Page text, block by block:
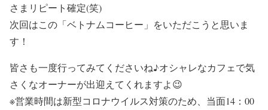
さまリピート確定(笑)
次回はこの 「ベトナムコーヒー」 をいただこうと思いま
す！
皆さも一度行ってみてくださいね♪オシャレなカフェで気
さくなオーナーが出迎えてくれますよ😉
※営業時間は新型コロナウイルス対策のため、当面14：00